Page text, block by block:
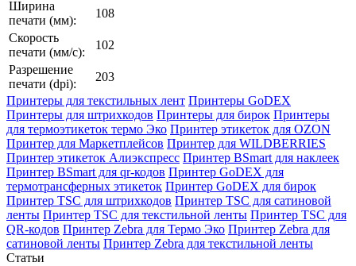
Ширина
печати (мм):
108
Скорость
печати (мм/с):
102
Разрешение
печати (dpi):
203
Принтеры для текстильных лент Принтеры GoDEX
Принтеры для штрихкодов Принтеры для бирок Принтеры
для термоэтикеток термо Эко Принтер этикеток для OZON
Принтер для Маркетплейсов Принтер для WILDBERRIES
Принтер этикеток Алиэкспресс Принтер BSmart для наклеек
Принтер BSmart для qr-кодов Принтер GoDEX для
термотрансферных этикеток Принтер GoDEX для бирок
Принтер TSC для штрихкодов Принтер TSC для сатиновой
ленты Принтер TSC для текстильной ленты Принтер TSC для
QR-кодов Принтер Zebra для Термо Эко Принтер Zebra для
сатиновой ленты Принтер Zebra для текстильной ленты
Статьи